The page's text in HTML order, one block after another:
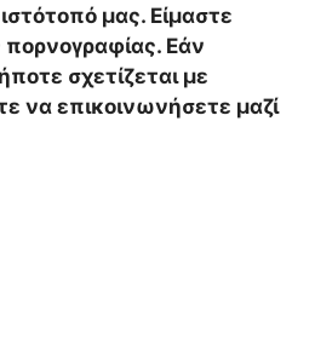
μας. Είμαστε
πορνογραφίας. Εάν
σχετίζεται με
να επικοινωνήσετε μαζί